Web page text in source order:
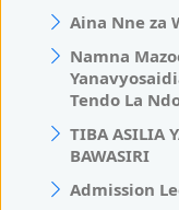
Aina Nne za
Namna
Tendo La
TIBA ASILIA
BAWASIRI
Admission